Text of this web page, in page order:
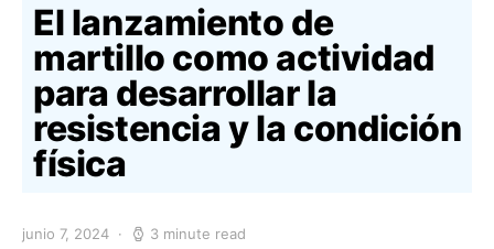
El lanzamiento de
martillo como actividad
para desarrollar la
resistencia y la condición
física
junio 7, 2024 3 minute read